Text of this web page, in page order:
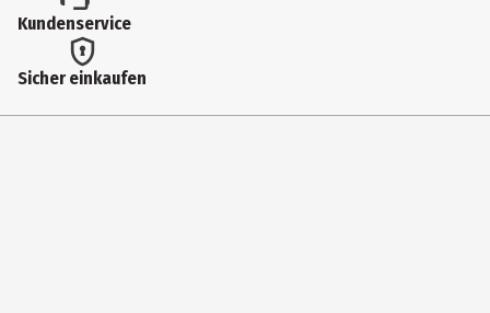
3113200088
Lieferumfang
Kundenservice
Sicher einkaufen